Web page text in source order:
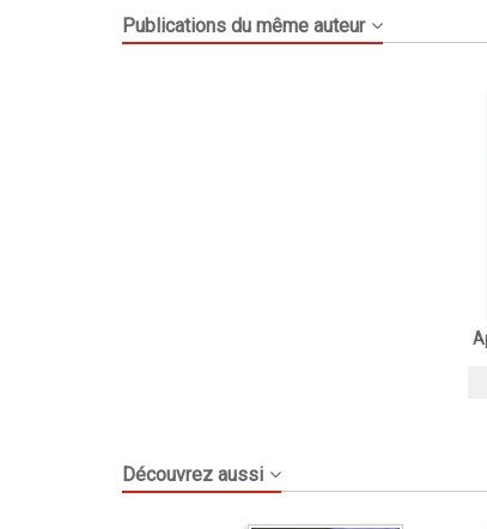
Publications du même auteur
Découvrez aussi